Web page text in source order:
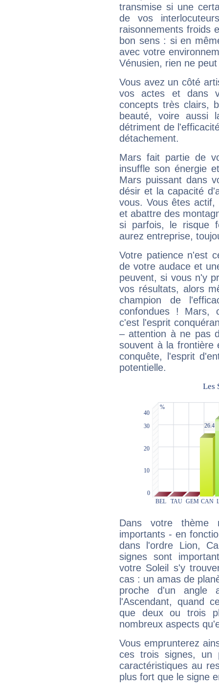
transmise si une
de vos
raisonnements froids
bon sens : si en
avec votre
Vénusien, rien ne
Vous avez un côté
vos actes et dans
concepts très clairs,
beauté, voire aussi
détriment de
détachement.
Mars fait partie de
insuffle son énergie
Mars puissant dans
désir et la capacité
vous. Vous êtes
et abattre des
si parfois, le risque
aurez entreprise,
Votre patience n'est
de votre audace et
peuvent, si vous n'y
vos résultats, alors
champion de
confondues ! Mars,
c'est l'esprit
– attention à ne pas
souvent à la frontière
conquête, l'esprit
potentielle.
Dans votre thème
importants - en
dans l'ordre Lion,
signes sont
votre Soleil s'y
cas : un amas de
proche d'un
l'Ascendant, quand
que deux ou trois
nombreux aspects
Vous emprunterez
ces trois signes, un
caractéristiques au
plus fort que le signe